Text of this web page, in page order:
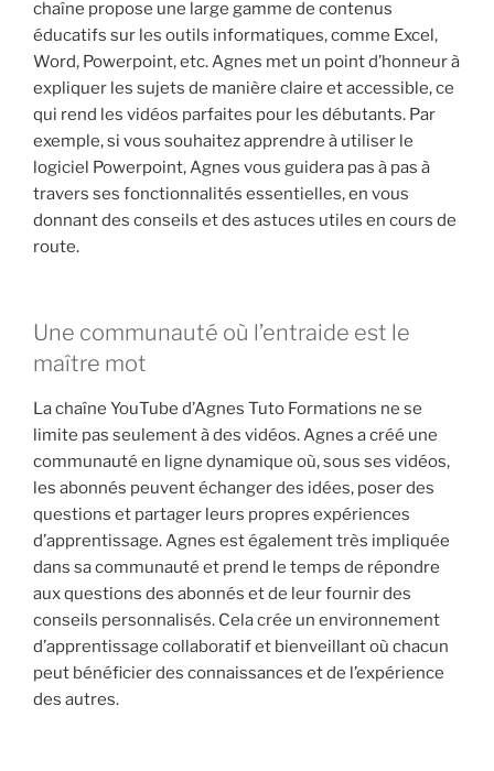
chaîne propose une large gamme de contenus
éducatifs sur les outils informatiques, comme Excel,
Word, Powerpoint, etc. Agnes met un point d’honneur à
expliquer les sujets de manière claire et accessible, ce
qui rend les vidéos parfaites pour les débutants. Par
exemple, si vous souhaitez apprendre à utiliser le
logiciel Powerpoint, Agnes vous guidera pas à pas à
travers ses fonctionnalités essentielles, en vous
donnant des conseils et des astuces utiles en cours de
route.
Une communauté où l’entraide est le
maître mot
La chaîne YouTube d’Agnes Tuto Formations ne se
limite pas seulement à des vidéos. Agnes a créé une
communauté en ligne dynamique où, sous ses vidéos,
les abonnés peuvent échanger des idées, poser des
questions et partager leurs propres expériences
d’apprentissage. Agnes est également très impliquée
dans sa communauté et prend le temps de répondre
aux questions des abonnés et de leur fournir des
conseils personnalisés. Cela crée un environnement
d’apprentissage collaboratif et bienveillant où chacun
peut bénéficier des connaissances et de l’expérience
des autres.